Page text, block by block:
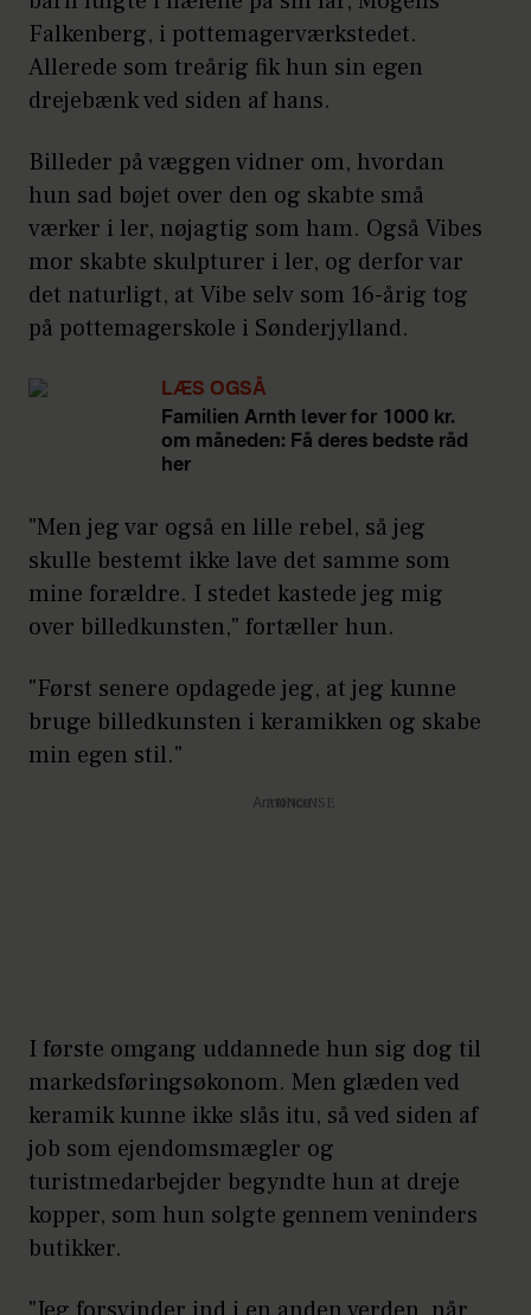
Falkenberg, i pottemagerværkstedet.
Allerede som treårig fik hun sin egen
drejebænk ved siden af hans.
Billeder på væggen vidner om, hvordan
hun sad bøjet over den og skabte små
værker i ler, nøjagtig som ham. Også Vibes
mor skabte skulpturer i ler, og derfor var
det naturligt, at Vibe selv som 16-årig tog
på pottemagerskole i Sønderjylland.
LÆS OGSÅ
Familien Arnth lever for 1000 kr.
om måneden: Få deres bedste råd
her
"Men jeg var også en lille rebel, så jeg
skulle bestemt ikke lave det samme som
mine forældre. I stedet kastede jeg mig
over billedkunsten," fortæller hun.
"Først senere opdagede jeg, at jeg kunne
bruge billedkunsten i keramikken og skabe
min egen stil."
Annonce
I første omgang uddannede hun sig dog til
markedsføringsøkonom. Men glæden ved
keramik kunne ikke slås itu, så ved siden af
job som ejendomsmægler og
turistmedarbejder begyndte hun at dreje
kopper, som hun solgte gennem veninders
butikker.